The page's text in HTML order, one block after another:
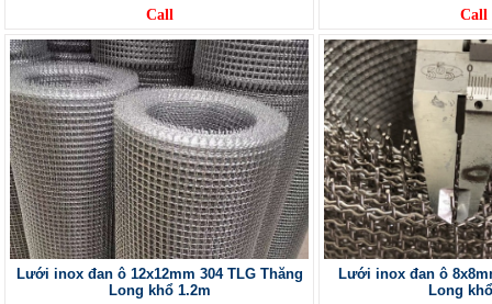
Call
Call
Lưới inox đan ô 12x12mm 304 TLG Thăng
Long khổ 1.2m
Lưới inox đan ô
Long